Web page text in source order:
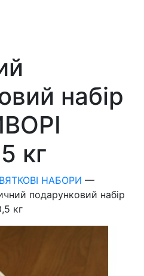
набір
кг
НАБОРИ —
подарунковий набір
кг